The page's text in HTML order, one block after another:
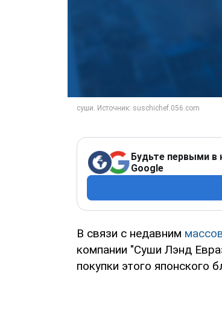
Будьте первыми в
Google
В связи с недавним
компании "Суши Лэнд
покупки этого японского